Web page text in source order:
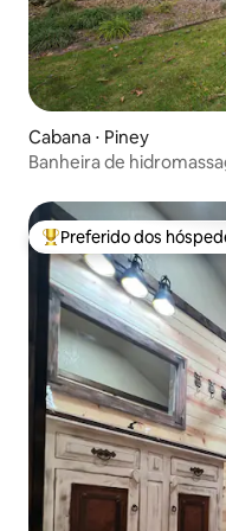
Cabana ⋅ Piney
Banheira de
Entre os melhores
Preferido dos